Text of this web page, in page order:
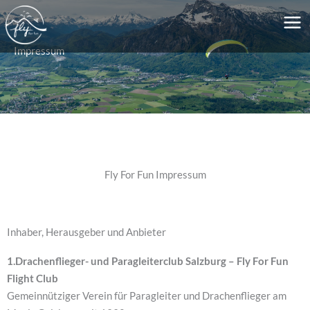
Zum
Inhalt
springen
Impressum
Fly For Fun Impressum
Inhaber, Herausgeber und Anbieter
1.Drachenflieger- und Paragleiterclub Salzburg – Fly For Fun
Flight Club
Gemeinnütziger Verein für Paragleiter und Drachenflieger am